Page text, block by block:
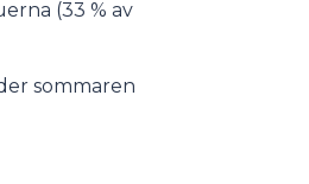
(33 % av
sommaren